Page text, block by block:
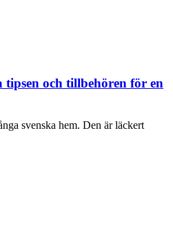
och tillbehören för en
svenska hem. Den är läckert